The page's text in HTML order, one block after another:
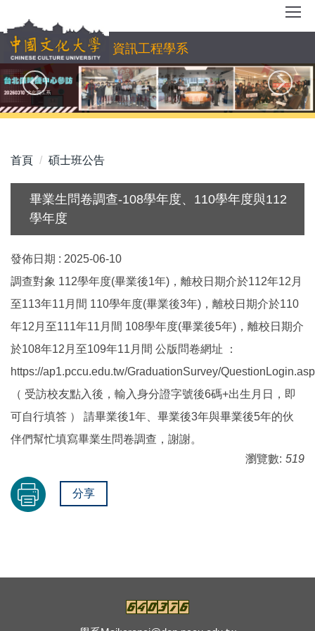
到
主
要
內
容
區
資訊工程學系
首頁 碩士班公告
畢業生問卷調查-108學年度、110學年度與112
學年度
發佈日期 : 2025-06-10
調查對象 112學年度(畢業後1年)，離校日期介於112年12月
至113年11月間 110學年度(畢業後3年)，離校日期介於110
年12月至111年11月間 108學年度(畢業後5年)，離校日期介
於108年12月至109年11月間 公版問卷網址 ：
https://ap1.pccu.edu.tw/GraduationSurvey/
（ 受訪校友點入後，輸入身分證字號後6碼+出生月日，即
可自行填答 ） 請畢業後1年、畢業後3年與畢業後5年的伙
伴們幫忙填寫畢業生問卷調查，謝謝。
瀏覽數: 519
分享